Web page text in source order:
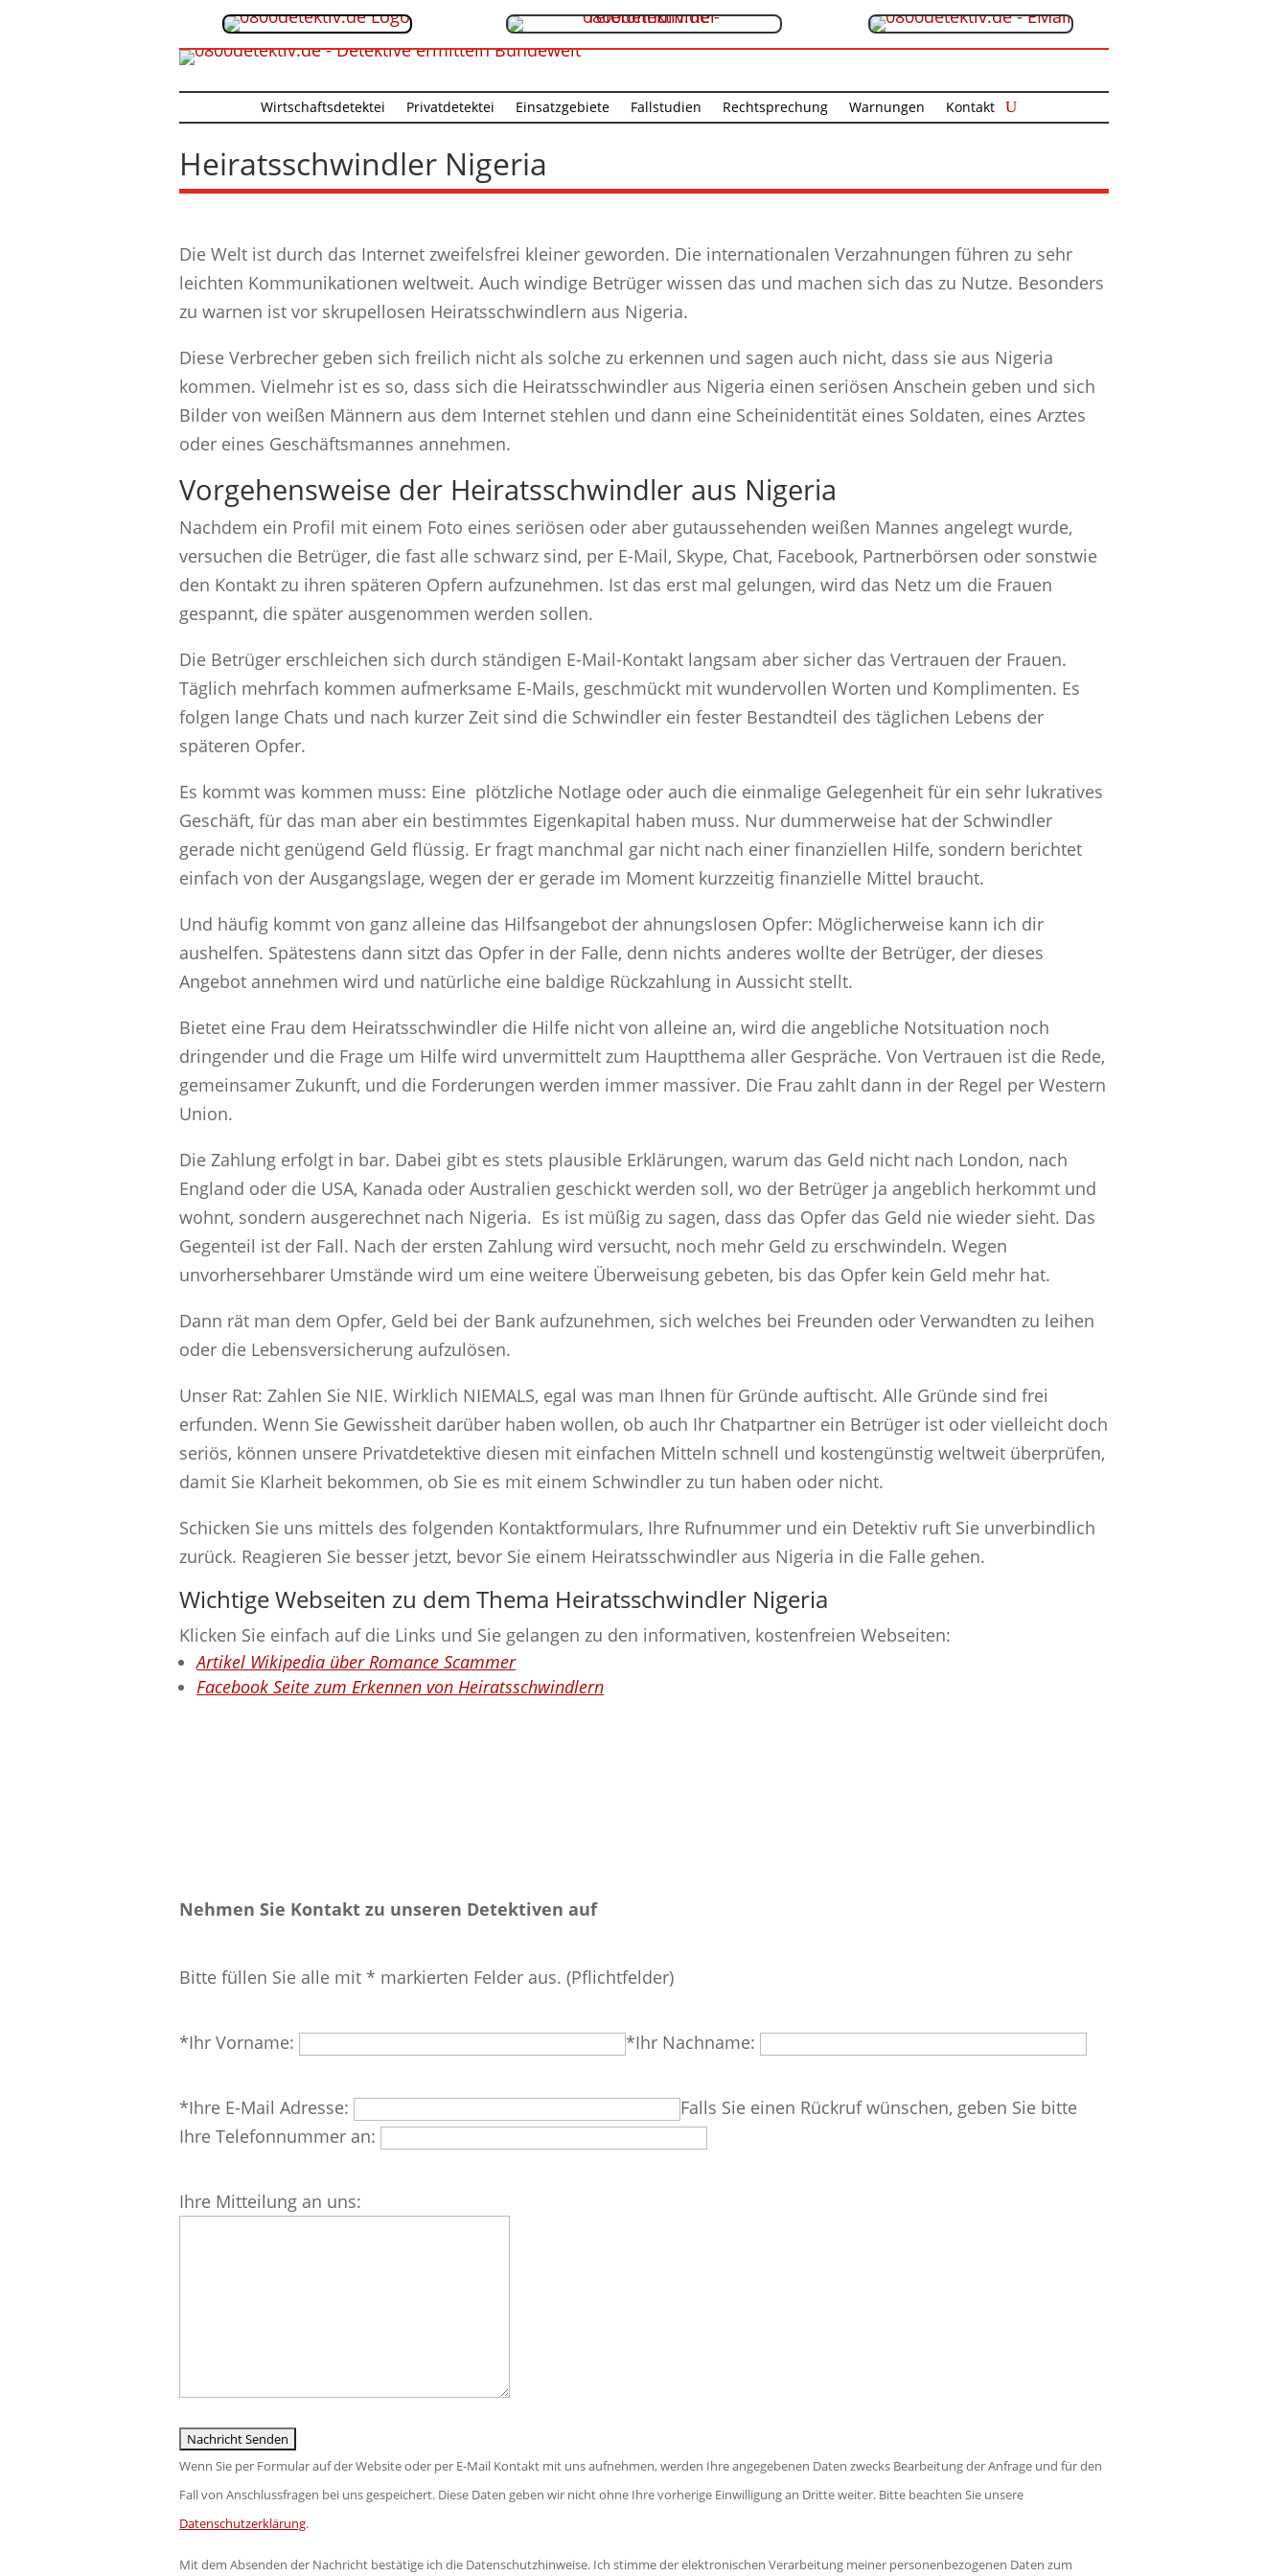
Wirtschaftsdetektei Privatdetektei Einsatzgebiete Fallstudien Rechtsprechung Warnungen Kontakt
Heiratsschwindler Nigeria
Die Welt ist durch das Internet zweifelsfrei kleiner geworden. Die internationalen Verzahnungen führen zu sehr
leichten Kommunikationen weltweit. Auch windige Betrüger wissen das und machen sich das zu Nutze. Besonders
zu warnen ist vor skrupellosen Heiratsschwindlern aus Nigeria.
Diese Verbrecher geben sich freilich nicht als solche zu erkennen und sagen auch nicht, dass sie aus Nigeria
kommen. Vielmehr ist es so, dass sich die Heiratsschwindler aus Nigeria einen seriösen Anschein geben und sich
Bilder von weißen Männern aus dem Internet stehlen und dann eine Scheinidentität eines Soldaten, eines Arztes
oder eines Geschäftsmannes annehmen.
Vorgehensweise der Heiratsschwindler aus Nigeria
Nachdem ein Profil mit einem Foto eines seriösen oder aber gutaussehenden weißen Mannes angelegt wurde,
versuchen die Betrüger, die fast alle schwarz sind, per E-Mail, Skype, Chat, Facebook, Partnerbörsen oder sonstwie
den Kontakt zu ihren späteren Opfern aufzunehmen. Ist das erst mal gelungen, wird das Netz um die Frauen
gespannt, die später ausgenommen werden sollen.
Die Betrüger erschleichen sich durch ständigen E-Mail-Kontakt langsam aber sicher das Vertrauen der Frauen.
Täglich mehrfach kommen aufmerksame E-Mails, geschmückt mit wundervollen Worten und Komplimenten. Es
folgen lange Chats und nach kurzer Zeit sind die Schwindler ein fester Bestandteil des täglichen Lebens der
späteren Opfer.
Es kommt was kommen muss: Eine plötzliche Notlage oder auch die einmalige Gelegenheit für ein sehr lukratives
Geschäft, für das man aber ein bestimmtes Eigenkapital haben muss. Nur dummerweise hat der Schwindler
gerade nicht genügend Geld flüssig. Er fragt manchmal gar nicht nach einer finanziellen Hilfe, sondern berichtet
einfach von der Ausgangslage, wegen der er gerade im Moment kurzzeitig finanzielle Mittel braucht.
Und häufig kommt von ganz alleine das Hilfsangebot der ahnungslosen Opfer: Möglicherweise kann ich dir
aushelfen. Spätestens dann sitzt das Opfer in der Falle, denn nichts anderes wollte der Betrüger, der dieses
Angebot annehmen wird und natürliche eine baldige Rückzahlung in Aussicht stellt.
Bietet eine Frau dem Heiratsschwindler die Hilfe nicht von alleine an, wird die angebliche Notsituation noch
dringender und die Frage um Hilfe wird unvermittelt zum Hauptthema aller Gespräche. Von Vertrauen ist die Rede,
gemeinsamer Zukunft, und die Forderungen werden immer massiver. Die Frau zahlt dann in der Regel per Western
Union.
Die Zahlung erfolgt in bar. Dabei gibt es stets plausible Erklärungen, warum das Geld nicht nach London, nach
England oder die USA, Kanada oder Australien geschickt werden soll, wo der Betrüger ja angeblich herkommt und
wohnt, sondern ausgerechnet nach Nigeria. Es ist müßig zu sagen, dass das Opfer das Geld nie wieder sieht. Das
Gegenteil ist der Fall. Nach der ersten Zahlung wird versucht, noch mehr Geld zu erschwindeln. Wegen
unvorhersehbarer Umstände wird um eine weitere Überweisung gebeten, bis das Opfer kein Geld mehr hat.
Dann rät man dem Opfer, Geld bei der Bank aufzunehmen, sich welches bei Freunden oder Verwandten zu leihen
oder die Lebensversicherung aufzulösen.
Unser Rat: Zahlen Sie NIE. Wirklich NIEMALS, egal was man Ihnen für Gründe auftischt. Alle Gründe sind frei
erfunden. Wenn Sie Gewissheit darüber haben wollen, ob auch Ihr Chatpartner ein Betrüger ist oder vielleicht doch
seriös, können unsere Privatdetektive diesen mit einfachen Mitteln schnell und kostengünstig weltweit überprüfen,
damit Sie Klarheit bekommen, ob Sie es mit einem Schwindler zu tun haben oder nicht.
Schicken Sie uns mittels des folgenden Kontaktformulars, Ihre Rufnummer und ein Detektiv ruft Sie unverbindlich
zurück. Reagieren Sie besser jetzt, bevor Sie einem Heiratsschwindler aus Nigeria in die Falle gehen.
Wichtige Webseiten zu dem Thema Heiratsschwindler Nigeria
Klicken Sie einfach auf die Links und Sie gelangen zu den informativen, kostenfreien Webseiten:
Artikel Wikipedia über Romance Scammer
Facebook Seite zum Erkennen von Heiratsschwindlern
Nehmen Sie Kontakt zu unseren Detektiven auf
Bitte füllen Sie alle mit * markierten Felder aus. (Pflichtfelder)
lasse
Feld
leer.
*Ihr Vorname: *Ihr Nachname:
lasse
dieses
leer.
*Ihre E-Mail Adresse:
Falls Sie einen Rückruf wünschen, geben Sie bitte
Ihre Telefonnummer an:
lasse
Ihre Mitteilung an uns:
Wenn Sie per Formular auf der Website oder per E-Mail Kontakt mit uns aufnehmen, werden Ihre angegebenen Daten zwecks Bearbeitung der Anfrage und für den
Fall von Anschlussfragen bei uns gespeichert. Diese Daten geben wir nicht ohne Ihre vorherige Einwilligung an Dritte weiter. Bitte beachten Sie unsere
Datenschutzerklärung.
Mit dem Absenden der Nachricht bestätige ich die Datenschutzhinweise. Ich stimme der elektronischen Verarbeitung meiner personenbezogenen Daten zum